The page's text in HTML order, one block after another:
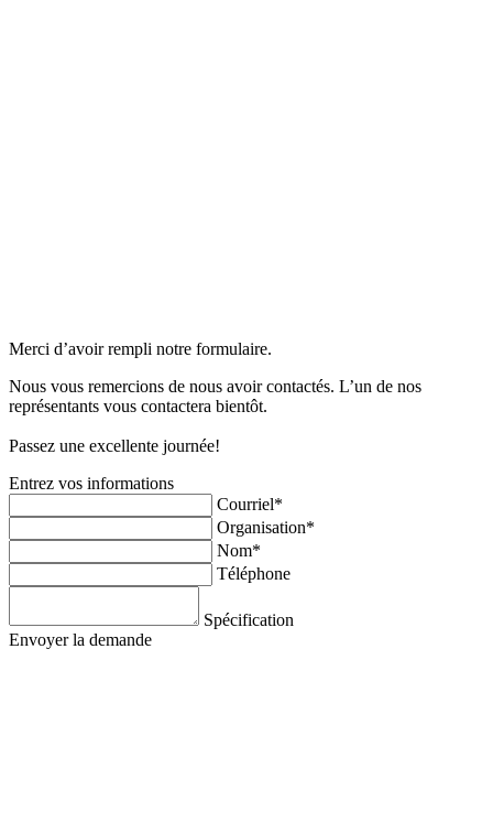
Merci d’avoir rempli notre formulaire.
Nous vous remercions de nous avoir contactés. L’un de nos
représentants vous contactera bientôt.
Passez une excellente journée!
Entrez vos informations
Courriel*
Organisation*
Nom*
Téléphone
Spécification
Envoyer la demande